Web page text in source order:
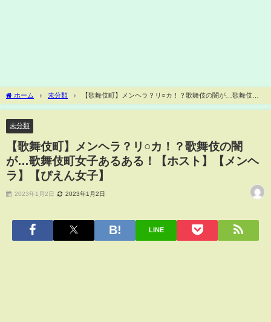
ホーム 未分類
【歌舞伎町】メンヘラ？リ○カ！？歌舞伎の闇が…歌舞伎町
女子あるある！【ホスト】【メンヘラ】【ぴえん女子】
未分類
【歌舞伎町】メンヘラ？リ○カ！？歌舞伎の闇
が…歌舞伎町女子あるある！【ホスト】【メンヘ
ラ】【ぴえん女子】
2023年1月2日 2023年1月2日
LINE